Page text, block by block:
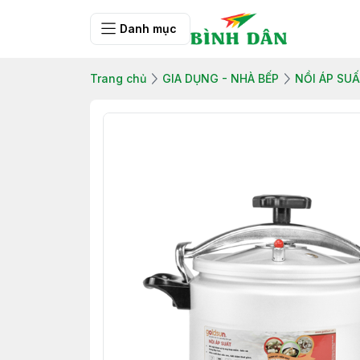
Danh mục
Trang chủ GIA DỤNG - NHÀ BẾP NỒI ÁP